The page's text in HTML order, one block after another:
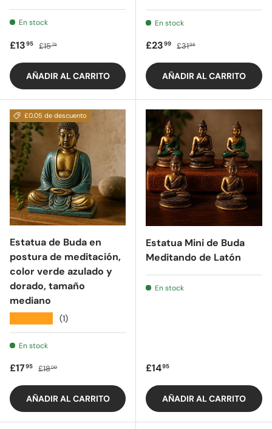
En stock
Precio de oferta
£1395 Precio regular
£1575
AÑADIR AL CARRITO
En stock
Precio de oferta
£2399 Precio regular
£3195
AÑADIR AL CARRITO
£0.05 de descuento
Estatua de Buda en
postura de meditación,
color verde azulado y
dorado, tamaño
mediano
(1)
En stock
Precio de oferta
£1795 Precio regular
£1800
AÑADIR AL CARRITO
Estatua Mini de Buda
Meditando de Latón
En stock
Precio regular
£1495
AÑADIR AL CARRITO